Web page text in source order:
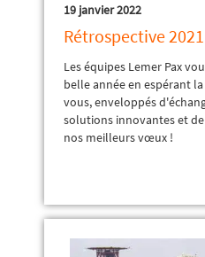
19 janvier 2022
Rétrospective 2021
Les équipes Lemer Pax
belle année en espérant
vous, enveloppés
solutions innovantes et
nos meilleurs vœux !